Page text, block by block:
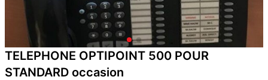
TELEPHONE OPTIPOINT 500 POUR
STANDARD occasion